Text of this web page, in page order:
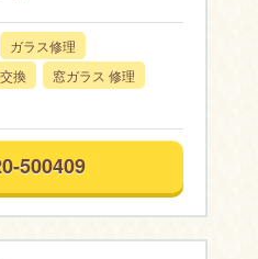
ガラス修理
換
窓ガラス 修理
500409